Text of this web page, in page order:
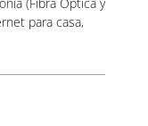
para casa,